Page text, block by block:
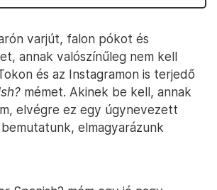
varjút, falon pókot és
annak valószínűleg nem kell
és az Instagramon is terjedő
mémet. Akinek be kell, annak
elvégre ez egy úgynevezett
elmagyarázunk